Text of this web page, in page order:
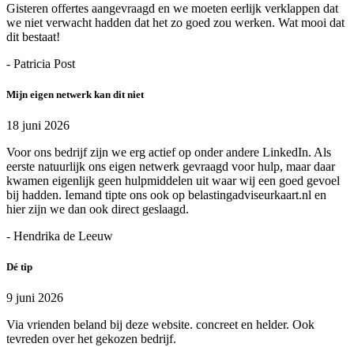
Gisteren offertes aangevraagd en we moeten eerlijk verklappen dat
we niet verwacht hadden dat het zo goed zou werken. Wat mooi dat
dit bestaat!
- Patricia Post
Mijn eigen netwerk kan dit niet
18 juni 2026
Voor ons bedrijf zijn we erg actief op onder andere LinkedIn. Als
eerste natuurlijk ons eigen netwerk gevraagd voor hulp, maar daar
kwamen eigenlijk geen hulpmiddelen uit waar wij een goed gevoel
bij hadden. Iemand tipte ons ook op belastingadviseurkaart.nl en
hier zijn we dan ook direct geslaagd.
- Hendrika de Leeuw
Dé tip
9 juni 2026
Via vrienden beland bij deze website. concreet en helder. Ook
tevreden over het gekozen bedrijf.